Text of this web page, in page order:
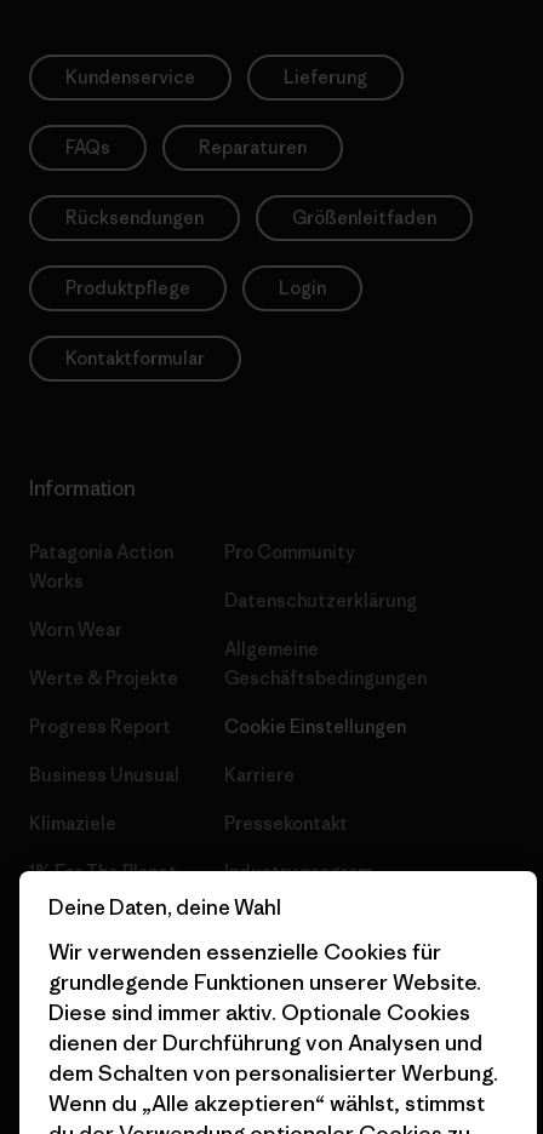
Kundenservice Lieferung
FAQs Reparaturen
Rücksendungen Größenleitfaden
Produktpflege Login
Kontaktformular
Information
Patagonia Action
Works
Worn Wear
Werte & Projekte
Progress Report
Business Unusual
Klimaziele
1% For The Planet
Wie wir finanzieren
Stores in deiner Nähe
Pro Community
Datenschutzerklärung
Allgemeine
Geschäftsbedingungen
Cookie Einstellungen
Karriere
Pressekontakt
Industry program
Affiliate-Programm
Seitenverzeichnis
Deine Daten, deine Wahl
Wir verwenden essenzielle Cookies für
grundlegende Funktionen unserer Website.
Diese sind immer aktiv. Optionale Cookies
dienen der Durchführung von Analysen und
dem Schalten von personalisierter Werbung.
Wenn du „Alle akzeptieren“ wählst, stimmst